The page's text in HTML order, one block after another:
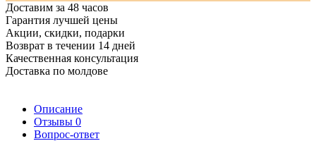
Доставим за 48 часов
Гарантия лучшей цены
Акции, скидки, подарки
Возврат в течении 14 дней
Качественная консультация
Доставка по молдове
Описание
Отзывы 0
Вопрос-ответ